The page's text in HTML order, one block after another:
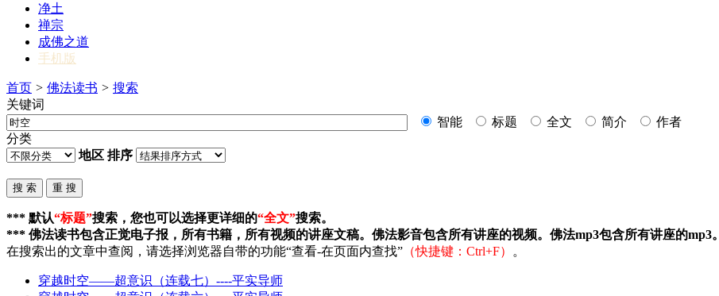
净土
禅宗
成佛之道
手机版
首页 > 佛法读书 > 搜索
关键词
智能
标题 全文 简介
作者
分类
地区 排序
*** 默认“标题”搜索，您也可以选择更详细的“全文”搜索。
*** 佛法读书包含正觉电子报，所有书籍，所有视频的讲座文稿。佛法影音包含所有讲座的视频。佛法mp3包含所有讲座的mp3。
在搜索出的文章中查阅，请选择浏览器自带的功能“查看-在页面内查找” （快捷键：Ctrl+F） 。
穿越时空——超意识（连载七）----平实导师